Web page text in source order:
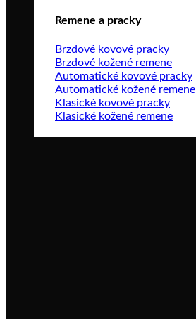
Remene a pracky
Brzdové kovové pracky
Brzdové kožené remene
Automatické kovové pracky
Automatické kožené remene
Klasické kovové pracky
Klasické kožené remene